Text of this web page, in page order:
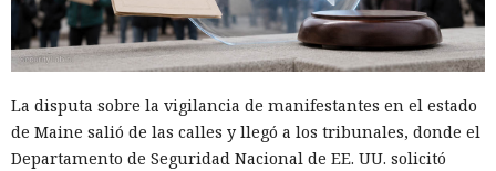
La disputa sobre la vigilancia de manifestantes en el estado
de Maine salió de las calles y llegó a los tribunales, donde el
Departamento de Seguridad Nacional de EE. UU. solicitó